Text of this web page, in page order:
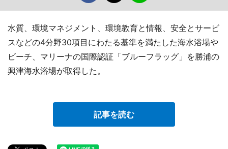
水質、環境マネジメント、環境教育と情報、安全とサービ
スなどの4分野30項目にわたる基準を満たした海水浴場や
ビーチ、マリーナの国際認証「ブルーフラッグ」を勝浦の
興津海水浴場が取得した。
記事を読む